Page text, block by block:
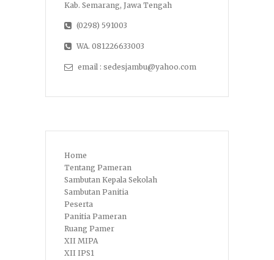
Kab. Semarang, Jawa Tengah
(0298) 591003
WA. 081226633003
email : sedesjambu@yahoo.com
Home
Tentang Pameran
Sambutan Kepala Sekolah
Sambutan Panitia
Peserta
Panitia Pameran
Ruang Pamer
XII MIPA
XII IPS1